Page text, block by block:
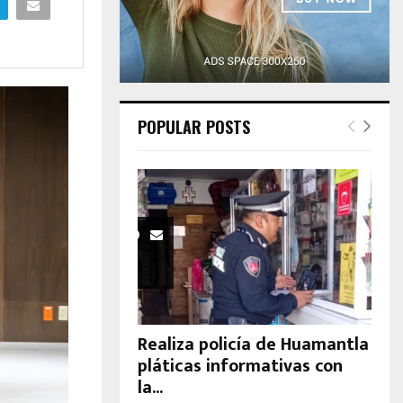
POPULAR POSTS
Realiza policía de Huamantla
pláticas informativas con
la...